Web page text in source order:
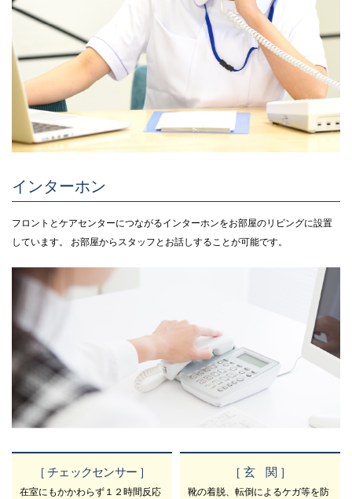
インターホン
フロントとケアセンターにつながるインターホンをお部屋のリビングに設置
しています。 お部屋からスタッフとお話しすることが可能です。
［ チェックセンサー ］
在室にもかかわらず１２時間反応
［ 玄 関 ］
靴の着脱、転倒によるケガ等を防